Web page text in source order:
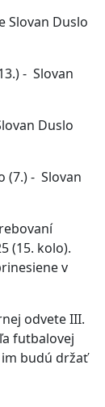
Slovan Duslo
- Slovan
Duslo
(7.) - Slovan
(15. kolo).
v
odvete III.
futbalovej
budú držať